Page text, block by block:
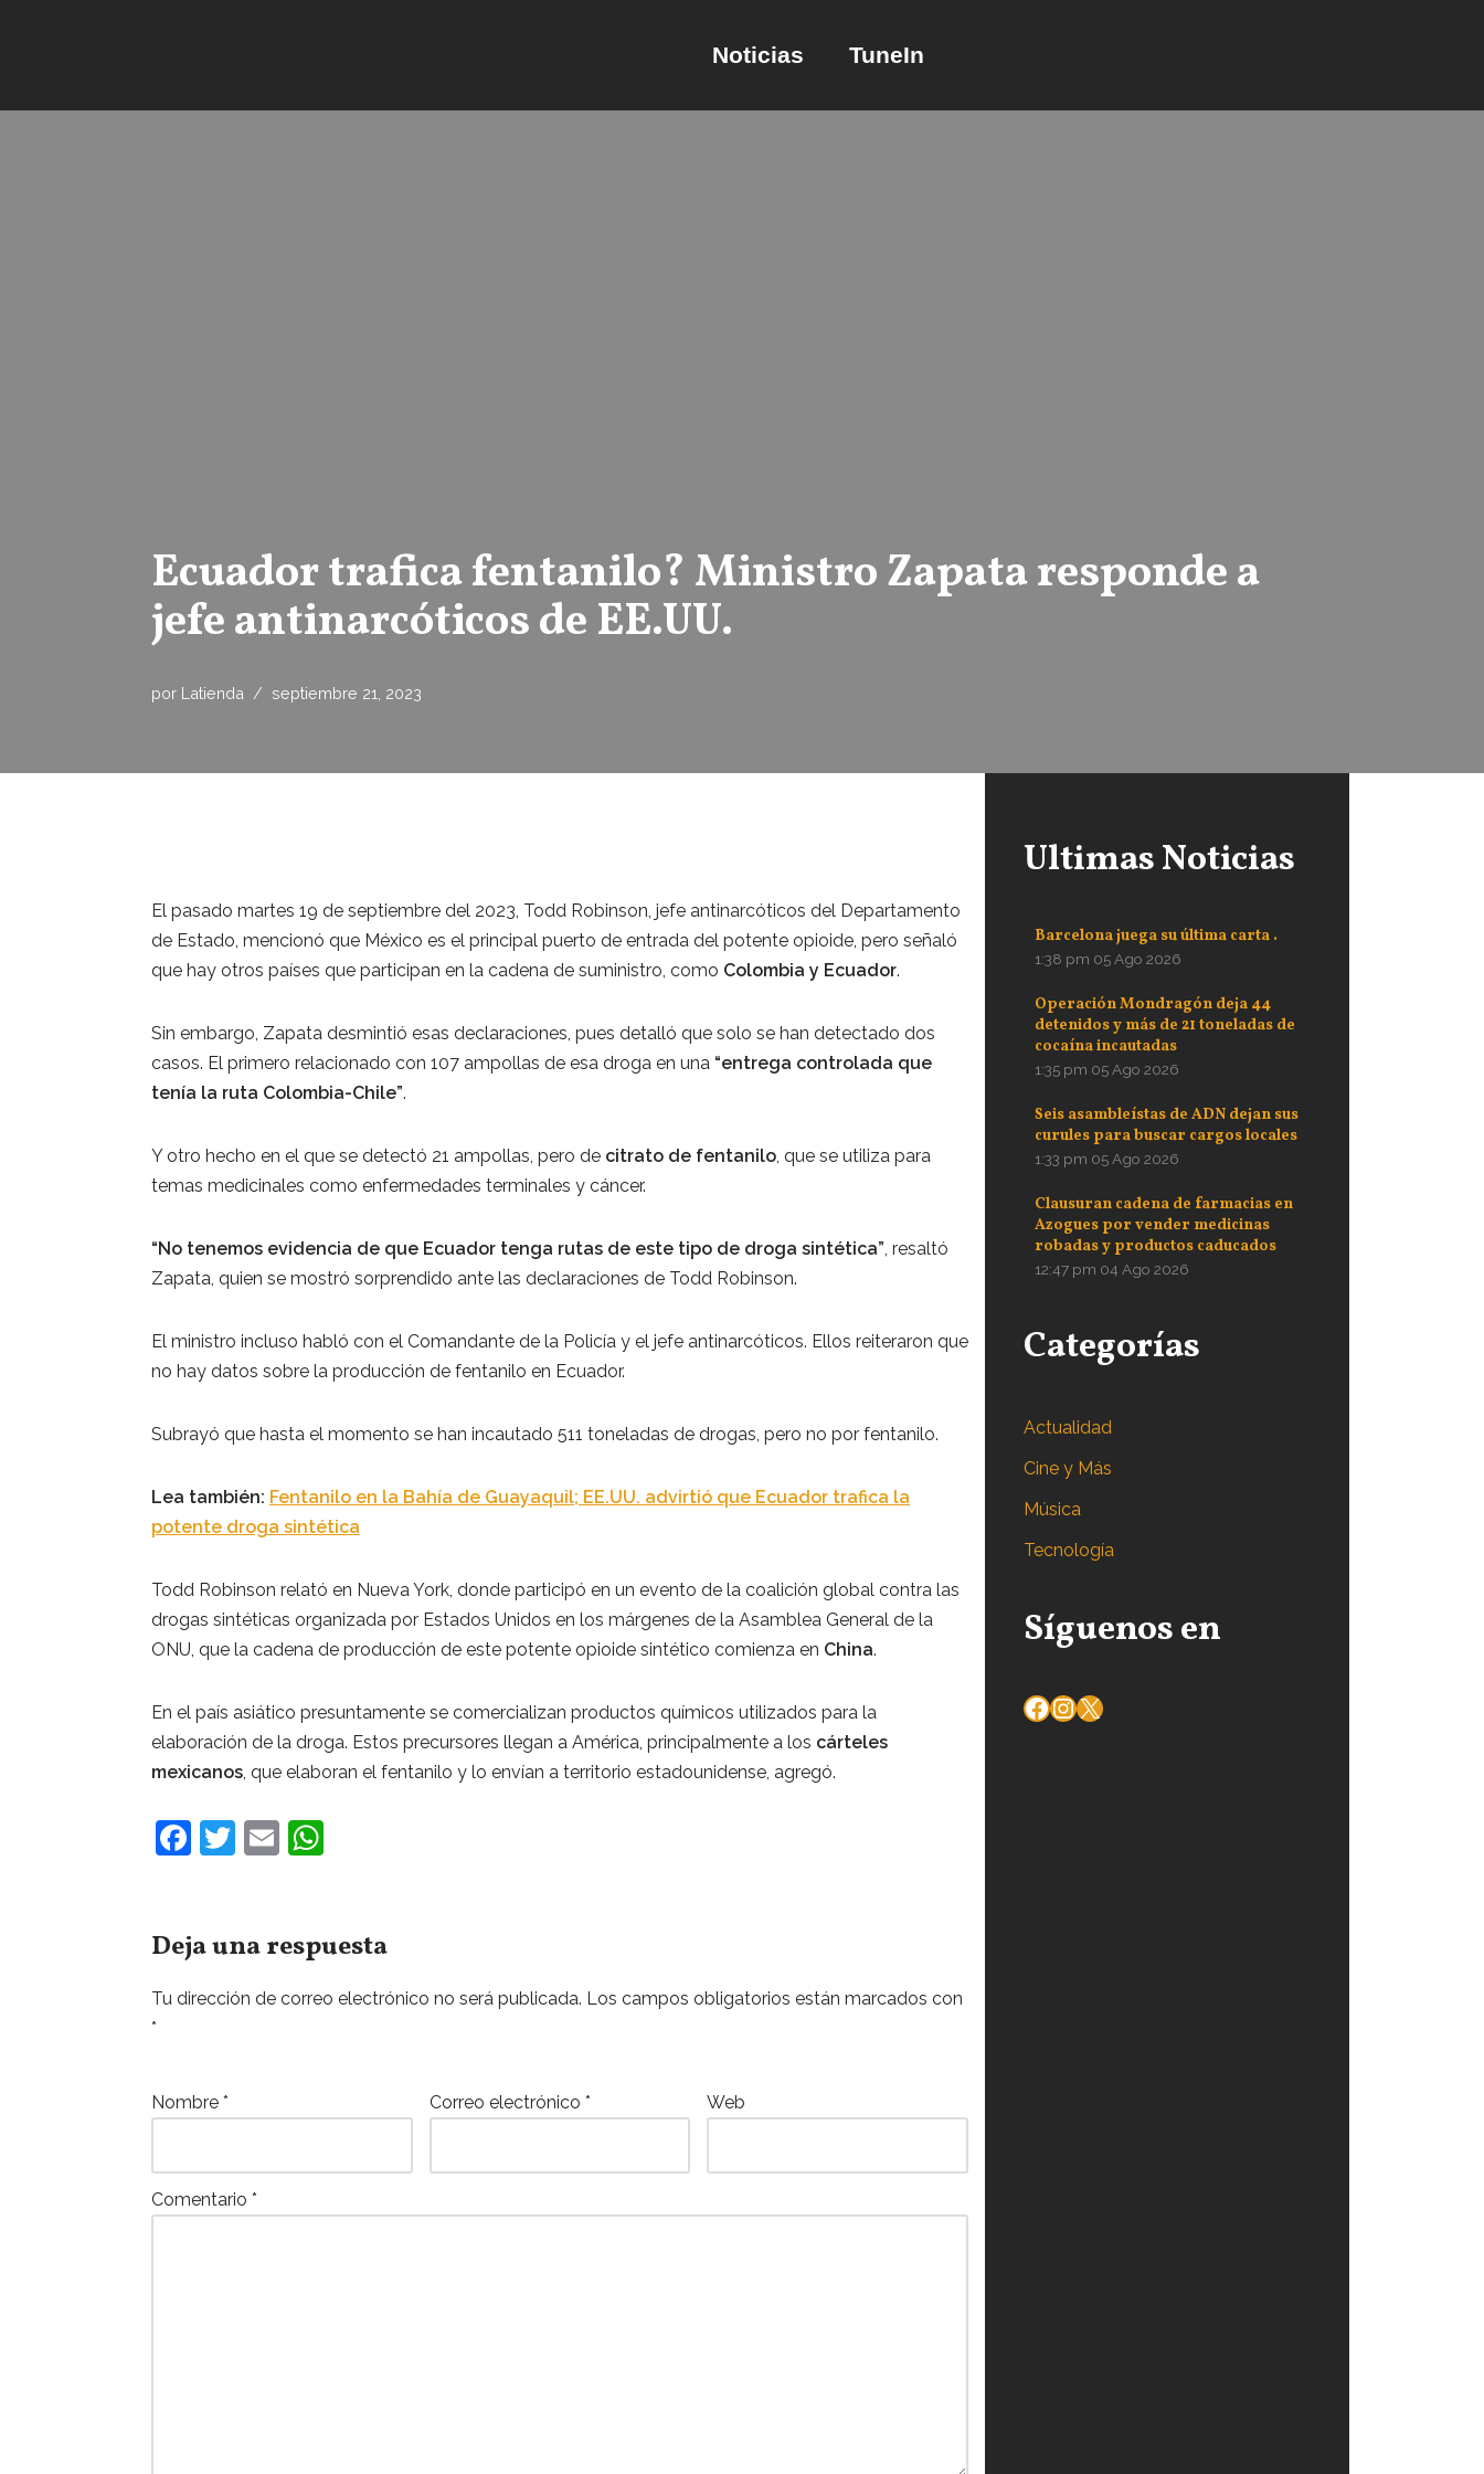
Noticias TuneIn
Ecuador trafica fentanilo? Ministro Zapata responde a
jefe antinarcóticos de EE.UU.
por Latienda septiembre 21, 2023
El pasado martes 19 de septiembre del 2023, Todd Robinson, jefe antinarcóticos del Departamento
de Estado, mencionó que México es el principal puerto de entrada del potente opioide, pero señaló
que hay otros países que participan en la cadena de suministro, como Colombia y Ecuador.
Sin embargo, Zapata desmintió esas declaraciones, pues detalló que solo se han detectado dos
casos. El primero relacionado con 107 ampollas de esa droga en una “entrega controlada que
tenía la ruta Colombia-Chile”.
Y otro hecho en el que se detectó 21 ampollas, pero de citrato de fentanilo, que se utiliza para
temas medicinales como enfermedades terminales y cáncer.
“No tenemos evidencia de que Ecuador tenga rutas de este tipo de droga sintética”, resaltó
Zapata, quien se mostró sorprendido ante las declaraciones de Todd Robinson.
El ministro incluso habló con el Comandante de la Policía y el jefe antinarcóticos. Ellos reiteraron que
no hay datos sobre la producción de fentanilo en Ecuador.
Subrayó que hasta el momento se han incautado 511 toneladas de drogas, pero no por fentanilo.
Lea también: Fentanilo en la Bahía de Guayaquil; EE.UU. advirtió que Ecuador trafica la
potente droga sintética
Todd Robinson relató en Nueva York, donde participó en un evento de la coalición global contra las
drogas sintéticas organizada por Estados Unidos en los márgenes de la Asamblea General de la
ONU, que la cadena de producción de este potente opioide sintético comienza en China.
En el país asiático presuntamente se comercializan productos químicos utilizados para la
elaboración de la droga. Estos precursores llegan a América, principalmente a los cárteles
mexicanos, que elaboran el fentanilo y lo envían a territorio estadounidense, agregó.
F
e
o
k
T
er
E
l
s
p
Deja una respuesta
Tu dirección de correo electrónico no será publicada. Los campos obligatorios están marcados con
*
Nombre * Correo electrónico * Web
Comentario *
Ultimas Noticias
Barcelona juega su última carta .
1:38 pm 05 Ago 2026
Operación Mondragón deja 44
detenidos y más de 21 toneladas de
cocaína incautadas
1:35 pm 05 Ago 2026
Seis asambleístas de ADN dejan sus
curules para buscar cargos locales
1:33 pm 05 Ago 2026
Clausuran cadena de farmacias en
Azogues por vender medicinas
robadas y productos caducados
12:47 pm 04 Ago 2026
Categorías
Actualidad
Cine y Más
Música
Tecnología
Síguenos en